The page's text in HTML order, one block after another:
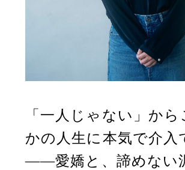
「一人じゃない」から
かの人生に本気で介入
――愛嬌と、諦めない